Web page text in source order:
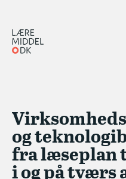
Skriv til Learning Tech
Aktuelt call: Learning
Guidelines & Skabeloner
og
fra læseplan
i og på tværs